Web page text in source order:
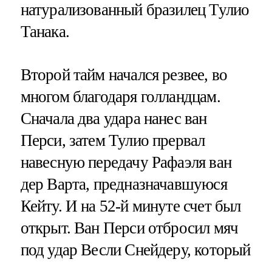
натурализованный бразилец Тулио
Танака.
Второй тайм начался резвее, во
многом благодаря голландцам.
Сначала два удара нанес ван
Перси, затем Тулио прервал
навесную передачу Рафаэля ван
дер Варта, предназначавшуюся
Кейту. И на 52-й минуте счет был
открыт. Ван Перси отбросил мяч
под удар Весли Снейдеру, который